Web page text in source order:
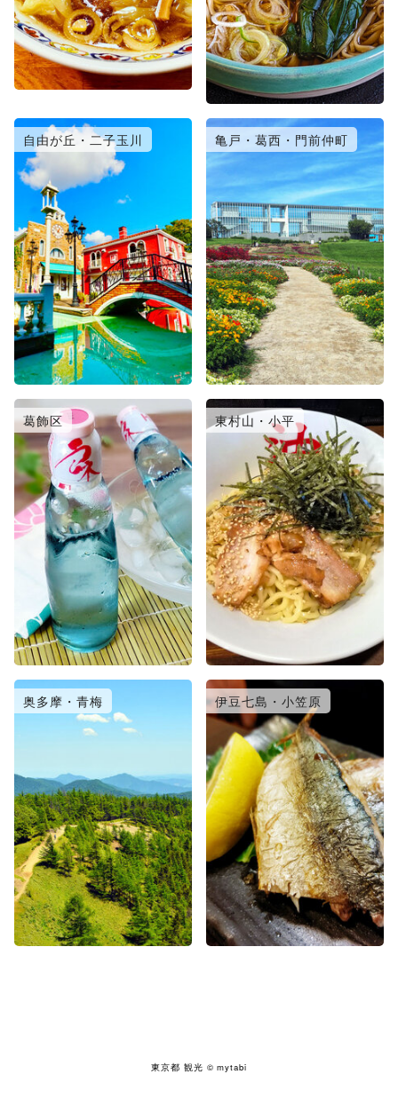
自由が丘・二子玉川 亀戸・葛西・門前仲町
葛飾区 東村山・小平
奥多摩・青梅 伊豆七島・小笠原
東京都 観光 © mytabi